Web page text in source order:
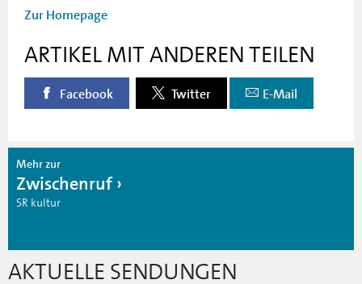
Zur Homepage
ARTIKEL MIT ANDEREN TEILEN
Facebook Twitter E-Mail
Mehr zur
Zwischenruf
SR kultur
AKTUELLE SENDUNGEN